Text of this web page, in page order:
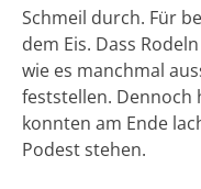
Schmeil durch. Für
dem Eis. Dass
wie es manchmal
feststellen. Dennoch
konnten am Ende
Podest stehen.